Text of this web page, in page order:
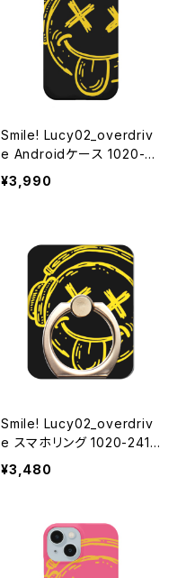
Smile! Lucy02_overdriv
e Androidケース 1020-2
41126001
¥3,990
Smile! Lucy02_overdriv
e スマホリング 1020-2411
26044
¥3,480